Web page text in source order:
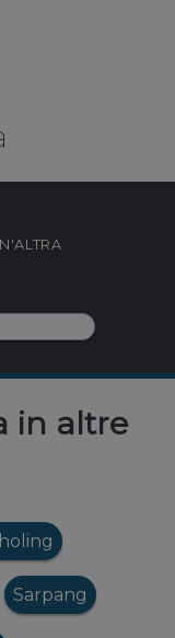
in altre
Sarpang